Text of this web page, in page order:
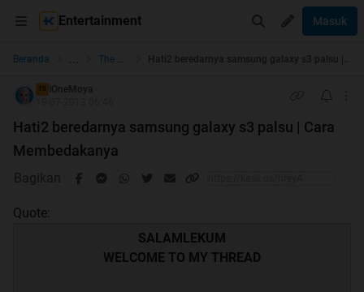
Entertainment Masuk
Beranda ... The Lounge
TS
IOneMoya
Hati2 beredarnya samsung galaxy s3 palsu | Cara
Membedakanya
Bagikan
Quote:
SALAMLEKUM
WELCOME TO MY THREAD